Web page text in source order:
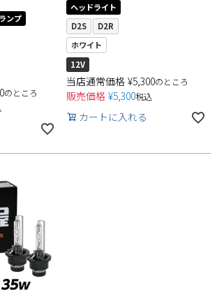
ンプ
のところ
ヘッドライト
D2S
D2R
ホワイト
12V
当店通常価格 ¥5,300のところ
販売価格 ¥5,300税込
カートに入れる